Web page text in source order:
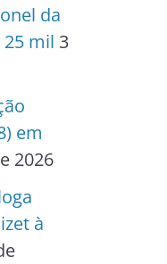
da
25 mil 3
em
2026
à